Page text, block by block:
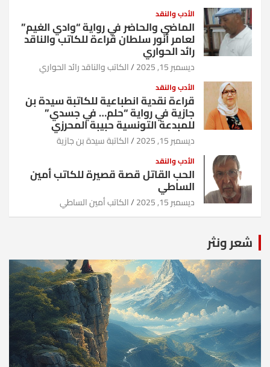
الأدب والنقد
الماضي والحاضر في رواية “وادي الغيم”
لعامر أنور سلطان قراءة للكاتب والناقد
رائد الحواري
ديسمبر 15, 2025 الكاتب والناقد رائد الحواري
الأدب والنقد
قراءة نقدية انطباعية للكاتبة سيدة بن
جازية في رواية “حلم… في جسدي”
للمبدعة التونسية حبيبة المحرزي
ديسمبر 15, 2025 الكاتبة سيدة بن جازية
الأدب والنقد
الحب القاتل قصة قصيرة للكاتب أمين
الساطي
ديسمبر 15, 2025 الكاتب أمين الساطي
شعر ونثر